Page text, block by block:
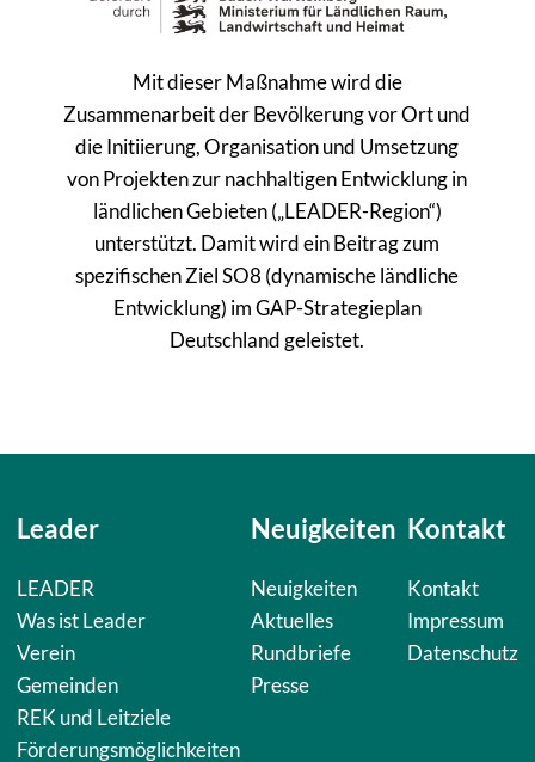
Mit dieser Maßnahme wird die
Zusammenarbeit der Bevölkerung vor Ort und
die Initiierung, Organisation und Umsetzung
von Projekten zur nachhaltigen Entwicklung in
ländlichen Gebieten („LEADER-Region“)
unterstützt. Damit wird ein Beitrag zum
spezifischen Ziel SO8 (dynamische ländliche
Entwicklung) im GAP-Strategieplan
Deutschland geleistet.
Leader
Navigation
überspringen
LEADER
Was ist Leader
Verein
Gemeinden
REK und Leitziele
Förderungsmöglichkeiten
Neuigkeiten
Navigation
überspringen
Neuigkeiten
Aktuelles
Rundbriefe
Presse
Kontakt
Navigation
überspringen
Kontakt
Impressum
Datenschutz